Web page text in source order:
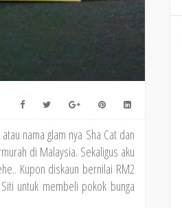
nama glam nya Sha Cat dan
di Malaysia. Sekaligus aku
Kupon diskaun bernilai RM2
untuk membeli pokok bunga